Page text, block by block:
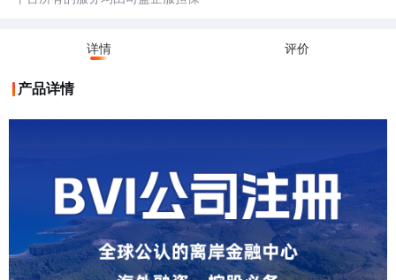
详情 评价
产品详情